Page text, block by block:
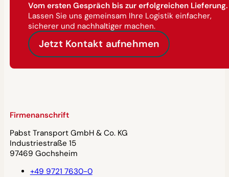
Vom ersten Gespräch bis zur erfolgreichen Lieferung.
Lassen Sie uns gemeinsam Ihre Logistik einfacher,
sicherer und nachhaltiger machen.
Jetzt Kontakt aufnehmen
Firmenanschrift
Pabst Transport GmbH & Co. KG
Industriestraße 15
97469 Gochsheim
+49 9721 7630-0